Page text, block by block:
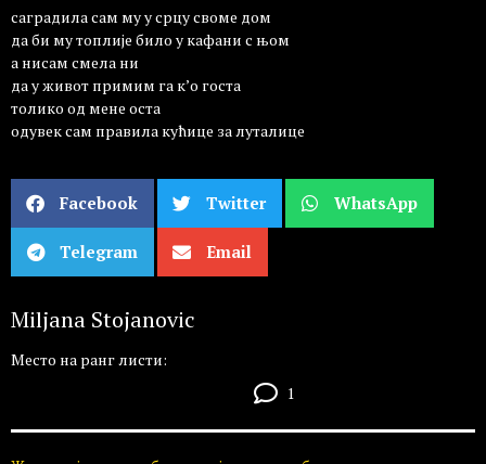
саградила сам му у срцу своме дом
да би му топлије било у кафани с њом
а нисам смела ни
да у живот примим га к’о госта
толико од мене оста
одувек сам правила кућице за луталице
Facebook Twitter WhatsApp
Telegram Email
Miljana Stojanovic
Место на ранг листи:
1